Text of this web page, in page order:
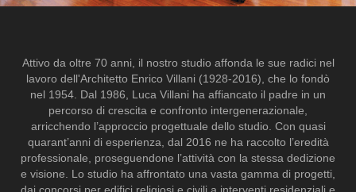
Attivo da oltre 70 anni, il nostro studio affonda le sue radici nel
lavoro dell'Architetto Enrico Villani (1928-2016), che lo fondò
nel 1954. Dal 1986, Luca Villani ha affiancato il padre in un
percorso di crescita e confronto intergenerazionale,
arricchendo l’approccio progettuale dello studio. Con quasi
quarant’anni di esperienza, dal 2016 ne ha raccolto l’eredità
professionale, proseguendone l’attività con la stessa dedizione
e visione. Lo studio ha affrontato una vasta gamma di progetti,
dai concorsi per edifici religiosi e civili a interventi residenziali e